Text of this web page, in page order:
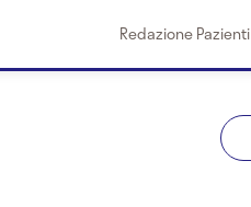
Redazione Pazienti